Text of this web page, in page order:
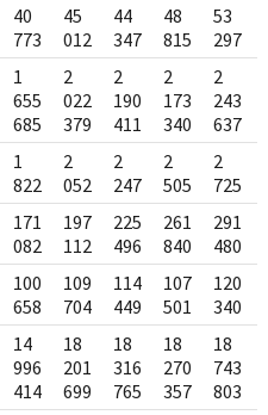
40
773
45
012
44
347
48
815
53
297
1
655
685
2
022
379
2
190
411
2
173
340
2
243
637
1
822
2
052
2
247
2
505
2
725
171
082
197
112
225
496
261
840
291
480
100
658
109
704
114
449
107
501
120
340
14
996
414
18
201
699
18
316
765
18
270
357
18
743
803